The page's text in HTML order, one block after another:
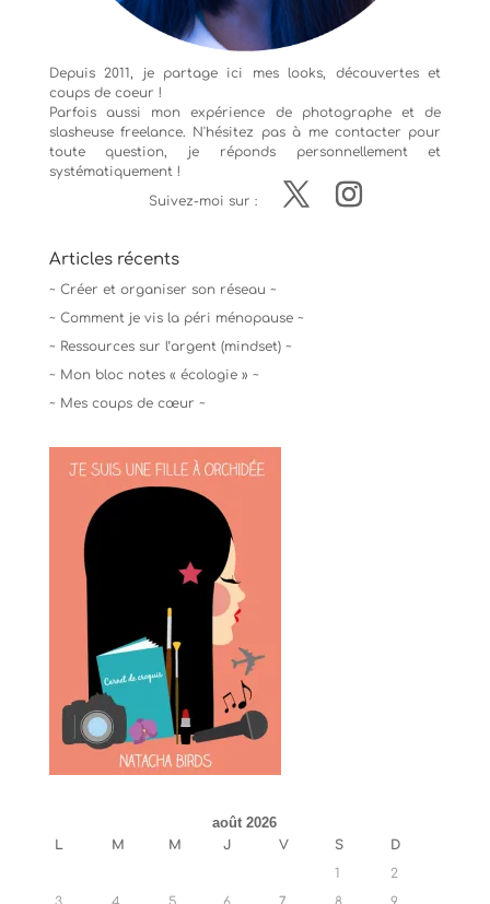
Depuis 2011, je partage ici mes looks, découvertes et
coups de coeur !
Parfois aussi mon expérience de photographeet de
slasheuse freelance. N'hésitez pas à me contacter pour
toute question, je réponds personnellement et
systématiquement !
Suivez-moi sur :
Articles récents
~ Créer et organiser son réseau ~
~ Comment je vis la péri ménopause ~
~ Ressources sur l’argent (mindset) ~
~ Mon bloc notes « écologie » ~
~ Mes coups de cœur ~
août 2026
L M M J V S
D
1
2